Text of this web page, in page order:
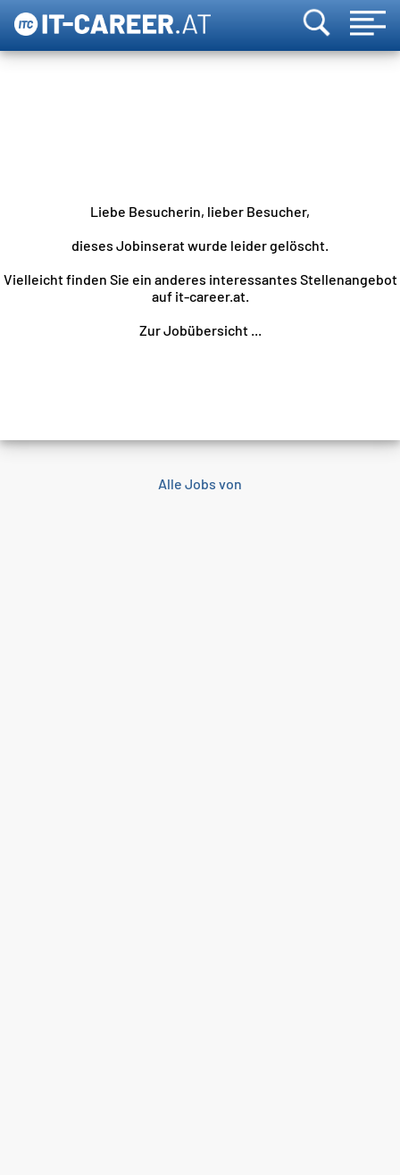
Liebe Besucherin, lieber Besucher,
dieses Jobinserat wurde leider gelöscht.
Vielleicht finden Sie ein anderes interessantes Stellenangebot
auf it-career.at.
Zur Jobübersicht ...
Alle Jobs von